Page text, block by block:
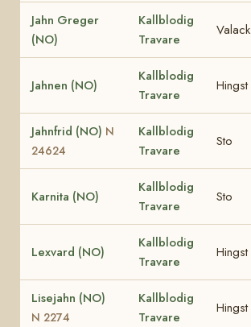
Jahn Greger
(NO)
Kallblodig
Travare
Valack
Jahnen (NO)
Kallblodig
Travare
Hingst
Jahnfrid (NO) N
24624
Kallblodig
Travare
Sto
Karnita (NO)
Kallblodig
Travare
Sto
Lexvard (NO)
Kallblodig
Travare
Hingst
Lisejahn (NO)
N 2274
Kallblodig
Travare
Hingst